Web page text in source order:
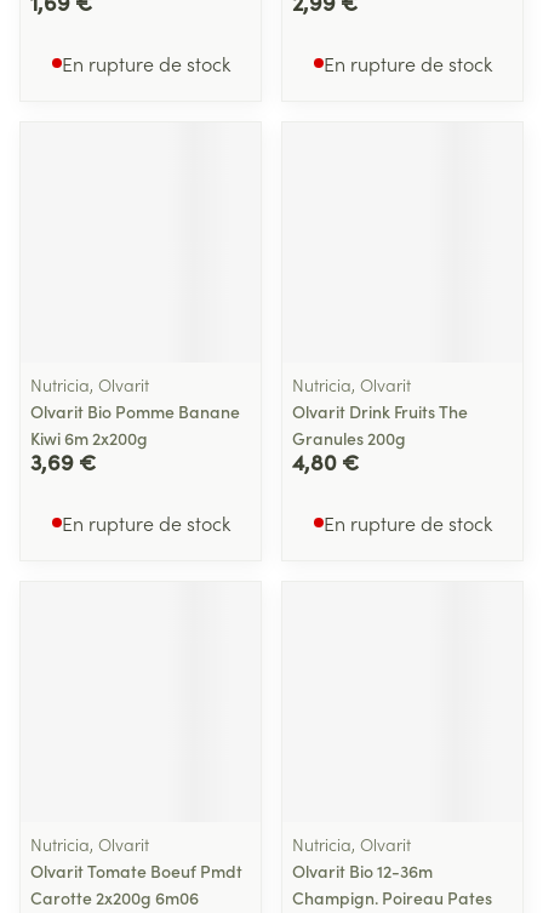
En rupture de stock En rupture de stock
Nutricia, Olvarit
Olvarit Bio Pomme Banane
Kiwi 6m 2x200g
3,69 €
En rupture de stock
Nutricia, Olvarit
Olvarit Drink Fruits The
Granules 200g
4,80 €
En rupture de stock
Nutricia, Olvarit
Olvarit Tomate Boeuf Pmdt
Carotte 2x200g 6m06
Nutricia, Olvarit
Olvarit Bio 12-36m
Champign. Poireau Pates